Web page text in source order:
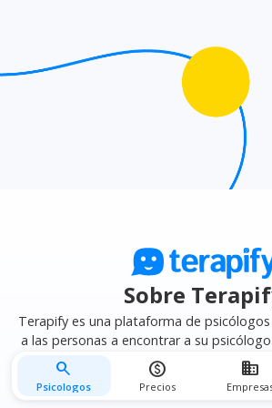
search
Psicologos
monetization_on
Precios
business
Sobre
Terapify es una plataforma de psicólogos
a las personas a encontrar a su
su terapia psicológica en línea de forma